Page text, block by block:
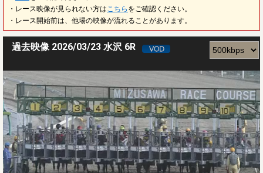
・レース映像が見られない方は こちら をご確認ください。
・レース開始前は、他場の映像が流れることがあります。
過去映像 2026/03/23 水沢 6R